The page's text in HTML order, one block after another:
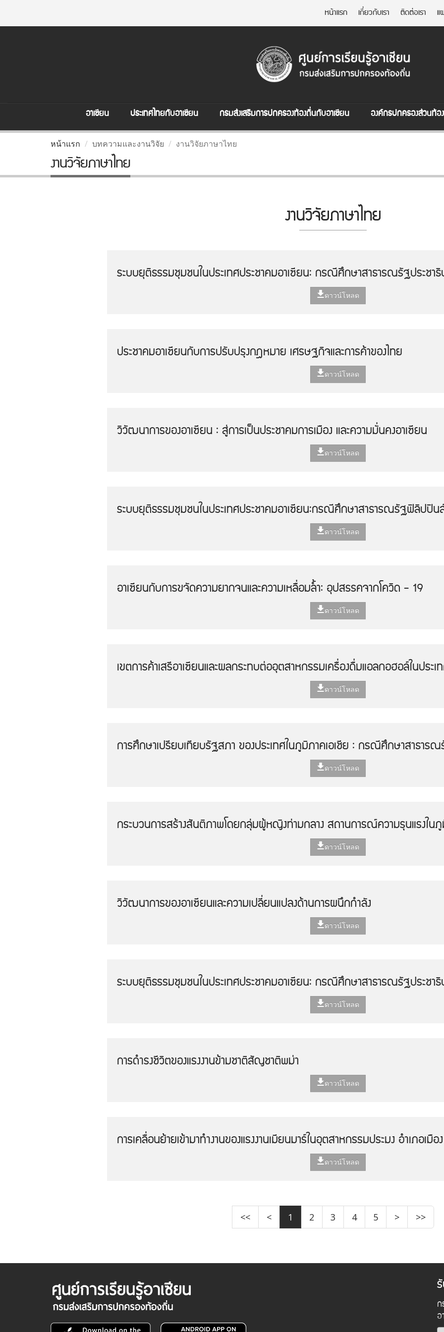
หน้าแรก เกี่ยวกับเรา ติดต่อเรา แ
อาเซียน ประเทศไทยกับอาเซียน กรมส่งเสริมการปกครองท้องถิ่นกับอาเซียน องค์กรปกครองส่วนท้อ
หน้าแรก บทความและงานวิจัย งานวิจัยภาษาไทย
งานวิจัยภาษาไทย
งานวิจัยภาษาไทย
ระบบยุติธรรมชุมชนในประเทศประชาคมอาเซียน: กรณีศึกษาสาธารณรัฐประชาธิ
ดาวน์โหลด
ประชาคมอาเซียนกับการปรับปรุงกฎหมาย เศรษฐกิจและการค้าของไทย
ดาวน์โหลด
วิวัฒนาการของอาเซียน : สู่การเป็นประชาคมการเมือง และความมั่นคงอาเซียน
ดาวน์โหลด
ระบบยุติธรรมชุมชนในประเทศประชาคมอาเซียน:กรณีศึกษาสาธารณรัฐฟิลิปปิน
ดาวน์โหลด
อาเซียนกับการขจัดความยากจนและความเหลื่อมล้ำ: อุปสรรคจากโควิด - 19
ดาวน์โหลด
เขตการค้าเสรีอาเซียนและผลกระทบต่ออุตสาหกรรมเครื่องดื่มแอลกอฮอล์ในประเ
ดาวน์โหลด
การศึกษาเปรียบเทียบรัฐสภา ของประเทศในภูมิภาคเอเชีย : กรณีศึกษาสาธา
ดาวน์โหลด
กระบวนการสร้างสันติภาพโดยกลุ่มผู้หญิงท่ามกลาง สถานการณ์ความรุนแรงในภู
ดาวน์โหลด
วิวัฒนาการของอาเซียนและความเปลี่ยนแปลงด้านการผนึกกำลัง
ดาวน์โหลด
ระบบยุติธรรมชุมชนในประเทศประชาคมอาเซียน: กรณีศึกษาสาธารณรัฐประชาธิ
ดาวน์โหลด
การดำรงชีวิตของแรงงานข้ามชาติสัญชาติพม่า
ดาวน์โหลด
การเคลื่อนย้ายเข้ามาทำงานของแรงงานเมียนมาร์ในอุตสาหกรรมประมง อำเภอเมื
ดาวน์โหลด
<< < 1 2 3 4 5 > >>
อ